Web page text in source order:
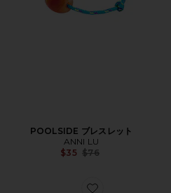
POOLSIDE ブレスレット
ANNI LU
$35 Previous price:
$76